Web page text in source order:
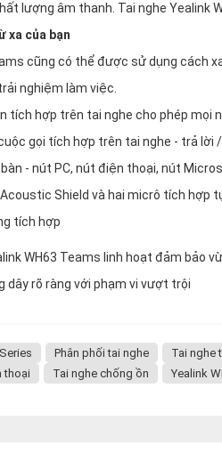
lượng âm thanh. Tai nghe Yealink
xa của bạn
cũng có thể được sử dụng cách
nghiệm làm việc.
tích hợp trên tai nghe cho phép mọi
gọi tích hợp trên tai nghe - trả
- nút PC, nút điện thoại, nút
Shield và hai micrô tích hợp
tích hợp
WH63 Teams linh hoạt đảm bảo
dây rõ ràng với phạm vi vượt trội
Phân phối tai nghe Tai nghe
thoại
Tai nghe chống ồn Yealink